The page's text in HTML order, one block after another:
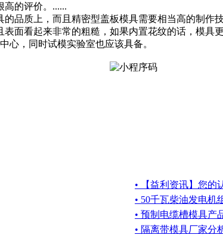
的评价。......
品质上，而且精密型盖板模具需要相当高的制作
面看起来非常的粗糙，如果内置花纹的话，模
心，同时试模实验室也应该具备。
• 【益利资讯】您的
• 50千瓦柴油发电机
• 预制电缆槽模具产
• 隔离带模具厂家分